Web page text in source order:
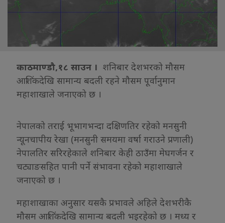
काठमाण्डौ,१८ साउन । शनिबार देशभरको मौसम
आशिंकदेखि सामान्य बदली रहने मौसम पूर्वानुमान
महाशाखाले जनाएको छ ।
नेपालको तराई भूभागभन्दा दक्षिणतिर रहेको मनसुनी
न्यूनचापीय रेखा (मनसुनी समयमा वर्षा गराउने प्रणाली)
नेपालतिर सरिरहेकाले शनिबार केही ठाउँमा मेघगर्जन र
चट्याङसहित पानी पर्ने संभावना रहेको महाशाखाले
जनाएको छ ।
महाशाखाका अनुसार यसकै प्रभावले अहिले देशभरीकै
मौसम आशिंकदेखि सामान्य बदली भइरहेको छ । मध्य र